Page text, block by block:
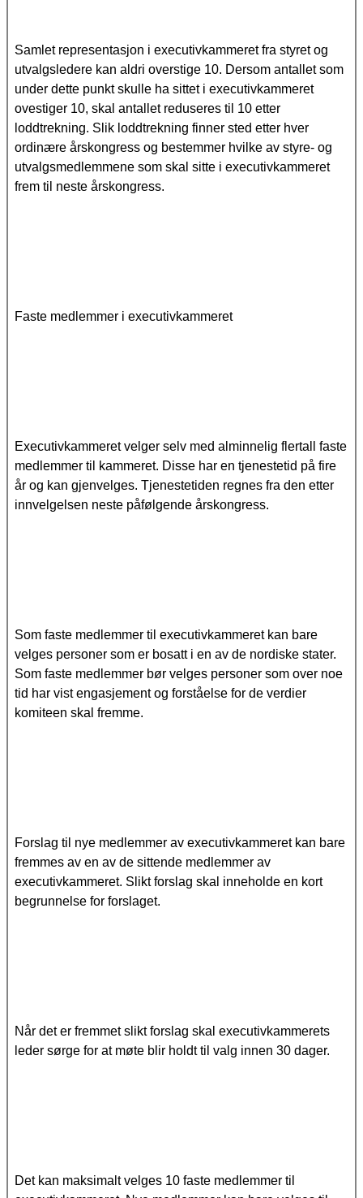
Samlet representasjon i executivkammeret fra styret og
utvalgsledere kan aldri overstige 10. Dersom antallet som
under dette punkt skulle ha sittet i executivkammeret
ovestiger 10, skal antallet reduseres til 10 etter
loddtrekning. Slik loddtrekning finner sted etter hver
ordinære årskongress og bestemmer hvilke av styre- og
utvalgsmedlemmene som skal sitte i executivkammeret
frem til neste årskongress.
Faste medlemmer i executivkammeret
Executivkammeret velger selv med alminnelig flertall faste
medlemmer til kammeret. Disse har en tjenestetid på fire
år og kan gjenvelges. Tjenestetiden regnes fra den etter
innvelgelsen neste påfølgende årskongress.
Som faste medlemmer til executivkammeret kan bare
velges personer som er bosatt i en av de nordiske stater.
Som faste medlemmer bør velges personer som over noe
tid har vist engasjement og forståelse for de verdier
komiteen skal fremme.
Forslag til nye medlemmer av executivkammeret kan bare
fremmes av en av de sittende medlemmer av
executivkammeret. Slikt forslag skal inneholde en kort
begrunnelse for forslaget.
Når det er fremmet slikt forslag skal executivkammerets
leder sørge for at møte blir holdt til valg innen 30 dager.
Det kan maksimalt velges 10 faste medlemmer til